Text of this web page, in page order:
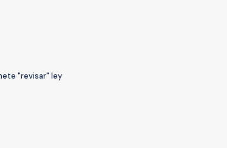
"revisar" ley